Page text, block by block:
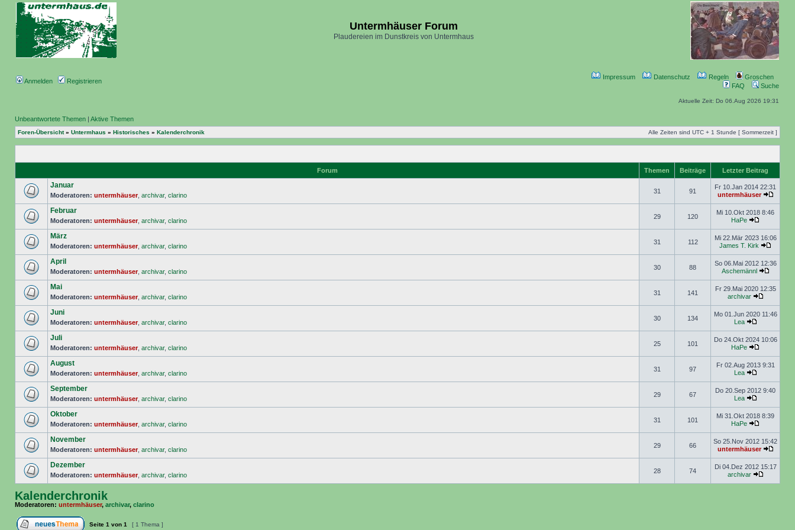
Untermhäuser Forum
Plaudereien im Dunstkreis von Untermhaus
Anmelden Registrieren
Impressum Datenschutz Regeln
Groschen
FAQ
Suche
Aktuelle Zeit: Do 06.Aug 2026 19:31
Unbeantwortete Themen | Aktive Themen
Foren-Übersicht» Untermhaus » Historisches » Kalenderchronik Alle Zeiten sind UTC + 1 Stunde [ Sommerzeit ]
Forum Themen Beiträge Letzter Beitrag
Januar
Moderatoren: untermhäuser, archivar, clarino
31 91
Fr 10.Jan 2014 22:31
untermhäuser
Februar
Moderatoren: untermhäuser, archivar, clarino
29 120
Mi 10.Okt 2018 8:46
HaPe
März
Moderatoren: untermhäuser, archivar, clarino
31 112
Mi 22.Mär 2023 16:06
James T. Kirk
April
Moderatoren: untermhäuser, archivar, clarino
30 88
So 06.Mai 2012 12:36
Aschemännl
Mai
Moderatoren: untermhäuser, archivar, clarino
31 141
Fr 29.Mai 2020 12:35
archivar
Juni
Moderatoren: untermhäuser, archivar, clarino
30 134
Mo 01.Jun 2020 11:46
Lea
Juli
Moderatoren: untermhäuser, archivar, clarino
25 101
Do 24.Okt 2024 10:06
HaPe
August
Moderatoren: untermhäuser, archivar, clarino
31 97
Fr 02.Aug 2013 9:31
Lea
September
Moderatoren: untermhäuser, archivar, clarino
29 67
Do 20.Sep 2012 9:40
Lea
Oktober
Moderatoren: untermhäuser, archivar, clarino
31 101
Mi 31.Okt 2018 8:39
HaPe
November
Moderatoren: untermhäuser, archivar, clarino
29 66
So 25.Nov 2012 15:42
untermhäuser
Dezember
Moderatoren: untermhäuser, archivar, clarino
28 74
Di 04.Dez 2012 15:17
archivar
Kalenderchronik
Moderatoren: untermhäuser, archivar, clarino
Seite 1 von 1 [ 1 Thema ]